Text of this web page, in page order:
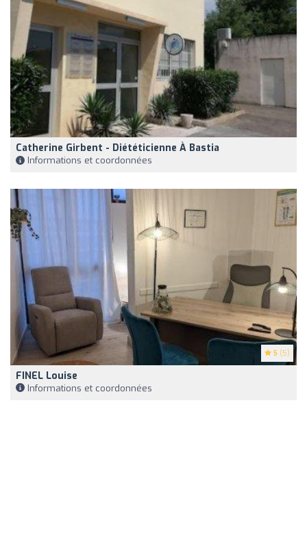
Catherine Girbent - Diététicienne À Bastia
Informations et coordonnées
5 (5)
FINEL Louise
Informations et coordonnées